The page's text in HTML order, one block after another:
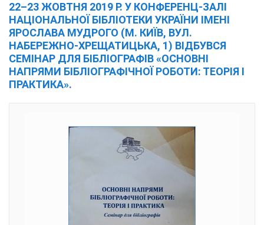
22–23 ЖОВТНЯ 2019 Р. У КОНФЕРЕНЦ-ЗАЛІ
НАЦІОНАЛЬНОЇ БІБЛІОТЕКИ УКРАЇНИ ІМЕНІ
ЯРОСЛАВА МУДРОГО (М. КИЇВ, ВУЛ.
НАБЕРЕЖНО-ХРЕЩАТИЦЬКА, 1) ВІДБУВСЯ
СЕМІНАР ДЛЯ БІБЛІОГРАФІВ «ОСНОВНІ
НАПРЯМИ БІБЛІОГРАФІЧНОЇ РОБОТИ: ТЕОРІЯ І
ПРАКТИКА».